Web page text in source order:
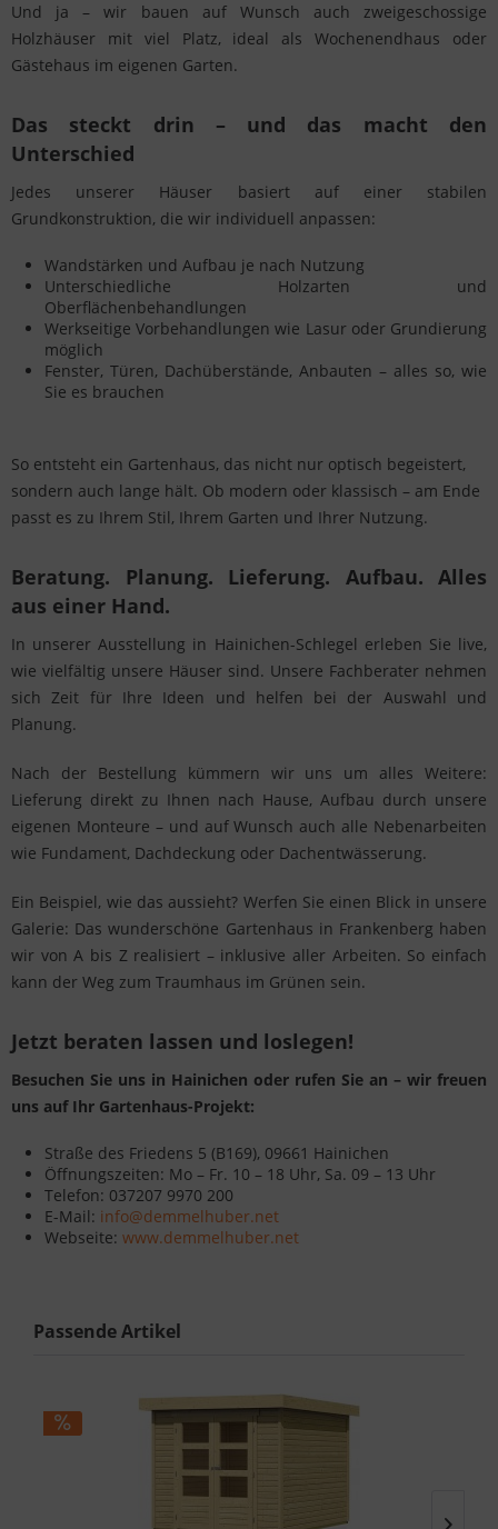
Und ja – wir bauen auf Wunsch auch zweigeschossige
Holzhäuser mit viel Platz, ideal als Wochenendhaus oder
Gästehaus im eigenen Garten.
Das steckt drin – und das macht den
Unterschied
Jedes unserer Häuser basiert auf einer stabilen
Grundkonstruktion, die wir individuell anpassen:
Wandstärken und Aufbau je nach Nutzung
Unterschiedliche Holzarten und
Oberflächenbehandlungen
Werkseitige Vorbehandlungen wie Lasur oder Grundierung
möglich
Fenster, Türen, Dachüberstände, Anbauten – alles so, wie
Sie es brauchen
So entsteht ein Gartenhaus, das nicht nur optisch begeistert,
sondern auch lange hält. Ob modern oder klassisch – am Ende
passt es zu Ihrem Stil, Ihrem Garten und Ihrer Nutzung.
Beratung. Planung. Lieferung. Aufbau. Alles
aus einer Hand.
In unserer Ausstellung in Hainichen-Schlegel erleben Sie live,
wie vielfältig unsere Häuser sind. Unsere Fachberater nehmen
sich Zeit für Ihre Ideen und helfen bei der Auswahl und
Planung.
Nach der Bestellung kümmern wir uns um alles Weitere:
Lieferung direkt zu Ihnen nach Hause, Aufbau durch unsere
eigenen Monteure – und auf Wunsch auch alle Nebenarbeiten
wie Fundament, Dachdeckung oder Dachentwässerung.
Ein Beispiel, wie das aussieht? Werfen Sie einen Blick in unsere
Galerie: Das wunderschöne Gartenhaus in Frankenberg haben
wir von A bis Z realisiert – inklusive aller Arbeiten. So einfach
kann der Weg zum Traumhaus im Grünen sein.
Jetzt beraten lassen und loslegen!
Besuchen Sie uns in Hainichen oder rufen Sie an – wir freuen
uns auf Ihr Gartenhaus-Projekt:
Straße des Friedens 5 (B169), 09661 Hainichen
Öffnungszeiten: Mo – Fr. 10 – 18 Uhr, Sa. 09 – 13 Uhr
Telefon: 037207 9970 200
E-Mail: info@demmelhuber.net
Webseite: www.demmelhuber.net
Passende Artikel